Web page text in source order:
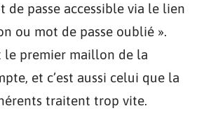
de passe accessible via le lien
ou mot de passe oublié ».
le premier maillon de la
et c’est aussi celui que la
traitent trop vite.